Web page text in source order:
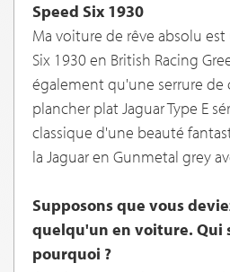
Speed Six 1930
Ma voiture de rêve absolu
Six 1930 en British Racing
également qu'une serrure de
plancher plat Jaguar Type E
classique d'une beauté
la Jaguar en Gunmetal grey
Supposons que vous
quelqu'un en voiture. Qui
pourquoi ?